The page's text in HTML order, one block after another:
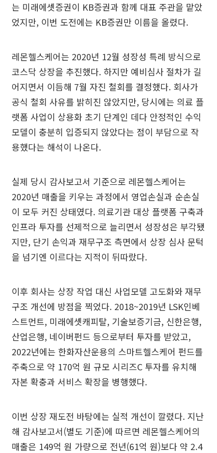
는 미래에셋증권이 KB증권과 함께 대표 주관을 맡았
었지만, 이번 도전에는 KB증권만 이름을 올렸다.
레몬헬스케어는 2020년 12월 성장성 특례 방식으로
코스닥 상장을 추진했다. 하지만 예비심사 절차가 길
어지면서 이듬해 7월 자진 철회를 결정했다. 회사가
공식 철회 사유를 밝히진 않았지만, 당시에는 의료 플
랫폼 사업이 상용화 초기 단계인 데다 안정적인 수익
모델이 충분히 입증되지 않았다는 점이 부담으로 작
용했다는 해석이 나온다.
실제 당시 감사보고서 기준으로 레몬헬스케어는
2020년 매출을 키우는 과정에서 영업손실과 순손실
이 모두 커진 상태였다. 의료기관 대상 플랫폼 구축과
인프라 투자를 선제적으로 늘리면서 성장성은 부각됐
지만, 단기 손익과 재무구조 측면에서 상장 심사 문턱
을 넘기엔 이르다는 지적이 뒤따랐다.
이후 회사는 상장 작업 대신 사업모델 고도화와 재무
구조 개선에 방점을 찍었다. 2018~2019년 LSK인베
스트먼트, 미래에셋캐피탈, 기술보증기금, 신한은행,
산업은행, 네이버펀드 등으로부터 투자를 받았고,
2022년에는 한화자산운용의 스마트헬스케어 펀드를
주축으로 약 170억 원 규모 시리즈C 투자를 유치해
자본 확충과 서비스 확장을 병행했다.
이번 상장 재도전 바탕에는 실적 개선이 깔렸다. 지난
해 감사보고서(별도 기준)에 따르면 레몬헬스케어의
매출은 149억 원 가량으로 전년(61억 원)보다 약 2.4